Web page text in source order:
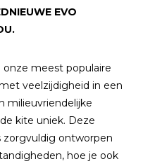
EVO
onze meest populaire
veelzijdigheid in een
milieuvriendelijke
kite uniek. Deze
ontworpen
hoe je ook